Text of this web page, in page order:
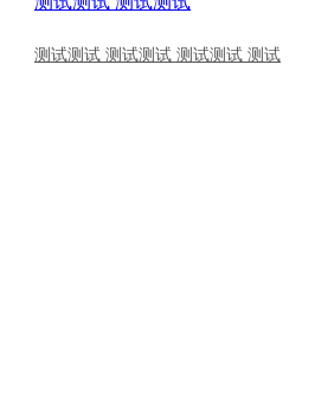
测试测试 测试测试 测试测试 测试